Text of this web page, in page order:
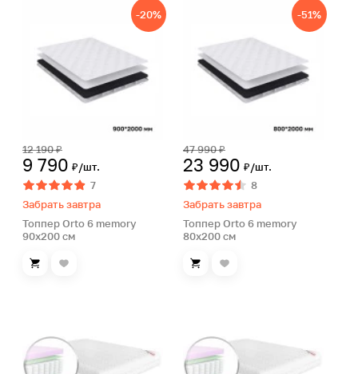
-20%
12 190 ₽
9 790 ₽/шт.
7
Забрать завтра
Топпер Orto 6 memory
90х200 см
-51%
47 990 ₽
23 990 ₽/шт.
8
Забрать завтра
Топпер Orto 6 memory
80х200 см